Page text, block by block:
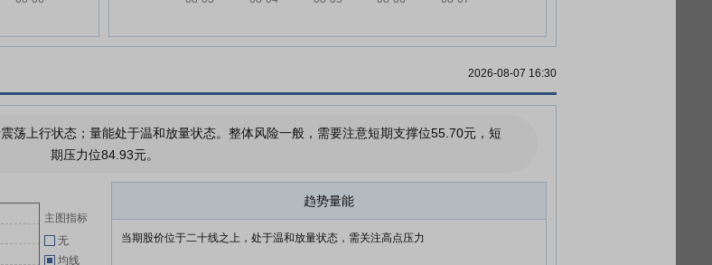
公司债券之保荐总结报告书
蓝晓科技:2026年4月23日投资者
关系活动记录表
蓝晓科技:2025年年度报告
蓝晓科技:非经营性资金占用及其
2026-08-07 16:30
荡上行状态；量能处于温和放量状态。整体风险一般，需要注意短期支撑位55.70元，短
期压力位84.93元。
趋势量能
当期股价位于二十线之上，处于温和放量状态，需关注高点压力
主图指标
无
均线